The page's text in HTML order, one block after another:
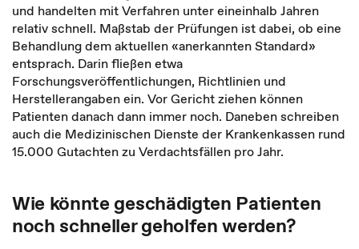
und handelten mit Verfahren unter eineinhalb Jahren
relativ schnell. Maßstab der Prüfungen ist dabei, ob eine
Behandlung dem aktuellen «anerkannten Standard»
entsprach. Darin fließen etwa
Forschungsveröffentlichungen, Richtlinien und
Herstellerangaben ein. Vor Gericht ziehen können
Patienten danach dann immer noch. Daneben schreiben
auch die Medizinischen Dienste der Krankenkassen rund
15.000 Gutachten zu Verdachtsfällen pro Jahr.
Wie könnte geschädigten Patienten
noch schneller geholfen werden?